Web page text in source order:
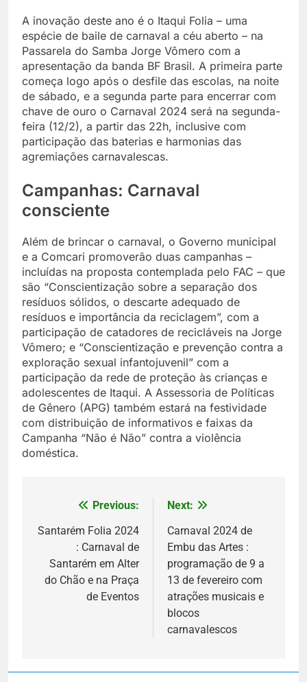
A inovação deste ano é o Itaqui Folia – uma
espécie de baile de carnaval a céu aberto – na
Passarela do Samba Jorge Vômero com a
apresentação da banda BF Brasil. A primeira parte
começa logo após o desfile das escolas, na noite
de sábado, e a segunda parte para encerrar com
chave de ouro o Carnaval 2024 será na segunda-
feira (12/2), a partir das 22h, inclusive com
participação das baterias e harmonias das
agremiações carnavalescas.
Campanhas: Carnaval
consciente
Além de brincar o carnaval, o Governo municipal
e a Comcari promoverão duas campanhas –
incluídas na proposta contemplada pelo FAC – que
são “Conscientização sobre a separação dos
resíduos sólidos, o descarte adequado de
resíduos e importância da reciclagem”, com a
participação de catadores de recicláveis na Jorge
Vômero; e “Conscientização e prevenção contra a
exploração sexual infantojuvenil” com a
participação da rede de proteção às crianças e
adolescentes de Itaqui. A Assessoria de Políticas
de Gênero (APG) também estará na festividade
com distribuição de informativos e faixas da
Campanha “Não é Não” contra a violência
doméstica.
Navegação
de
Post
Previous:
Santarém Folia 2024
: Carnaval de
Santarém em Alter
do Chão e na Praça
de Eventos
Next:
Carnaval 2024 de
Embu das Artes :
programação de 9 a
13 de fevereiro com
atrações musicais e
blocos
carnavalescos